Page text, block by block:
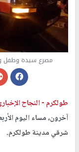
مصرع سيدة وطفل وإصابة 6 آخرين بحادث سير
طولكرم -النجاح
آخرون، مساء اليوم
شرقي مدينة طولكرم.